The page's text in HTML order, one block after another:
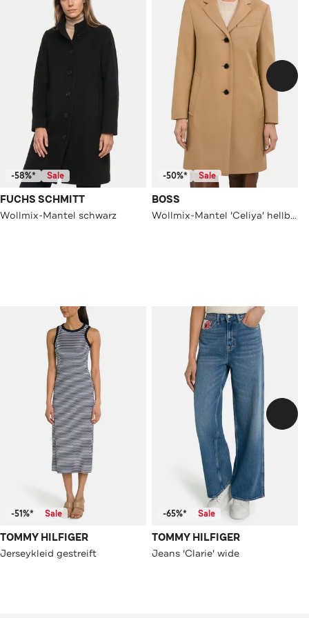
-58%* Sale
FUCHS SCHMITT
Wollmix-Mantel schwarz
-50%* Sale
BOSS
Wollmix-Mantel 'Celiya' hellbraun
-51%* Sale
TOMMY HILFIGER
Jerseykleid gestreift
-65%* Sale
TOMMY HILFIGER
Jeans 'Clarie' wide